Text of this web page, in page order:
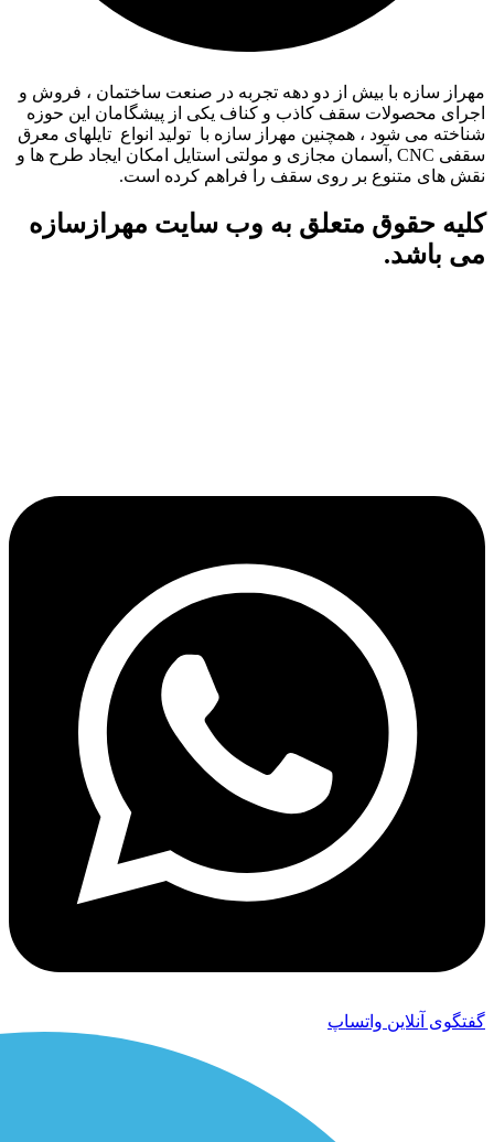
مهراز سازه با بیش از دو دهه تجربه در صنعت ساختمان ، فروش و
اجرای محصولات سقف کاذب و کناف یکی از پیشگامان این حوزه
شناخته می شود ، همچنین مهراز سازه با تولید انواع تایلهای معرق
سقفی CNC ,آسمان مجازی و مولتی استایل امکان ایجاد طرح ها و
نقش های متنوع بر روی سقف را فراهم کرده است.
کلیه حقوق متعلق به وب سایت مهرازسازه
می باشد.
گفتگوی آنلاین واتساپ